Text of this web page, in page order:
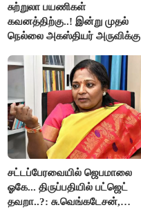
சுற்றுலா பயணிகள்
கவனத்திற்கு..! இன்று முதல்
நெல்லை அகஸ்தியர் அருவிக்கு
சட்டப்பேரவையில் ஜெபமாலை
ஓகே... திருப்பதியில் பட்ஜெட்
தவறா..?: சு.வெங்கடேசன்,